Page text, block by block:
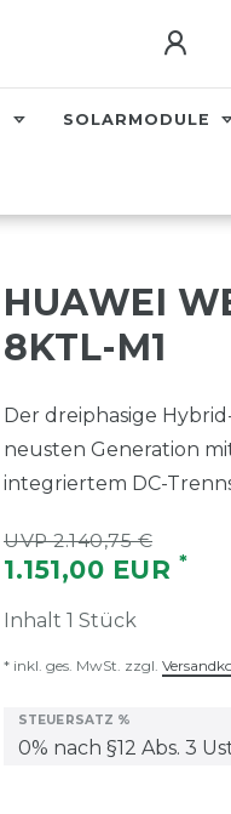
SOLARMODULE
HUAWEI
8KTL-M1
Der dreiphasige
neusten Generation
integriertem DC-
UVP 2.140,75 €
1.151,00 EUR *
Inhalt 1 Stück
* inkl. ges. MwSt. zzgl.
STEUERSATZ %